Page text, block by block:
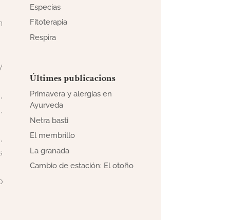
Especias
Fitoterapia
Respira
Últimes publicacions
Primavera y alergias en
Ayurveda
Netra basti
El membrillo
La granada
Cambio de estación: El otoño